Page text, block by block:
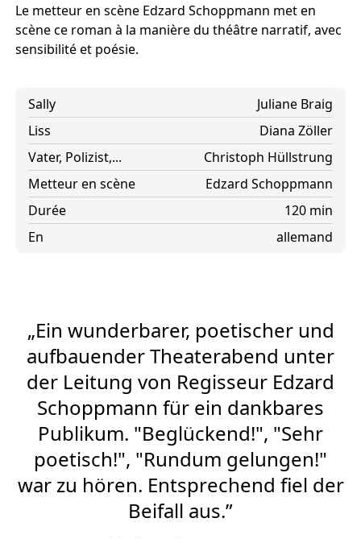
Le metteur en scène Edzard Schoppmann met en
scène ce roman à la manière du théâtre narratif, avec
sensibilité et poésie.
Sally
Juliane Braig
Liss
Diana Zöller
Vater, Polizist,...
Christoph Hüllstrung
Metteur en scène
Edzard Schoppmann
Durée
120 min
En
allemand
„Ein wunderbarer, poetischer und
aufbauender Theaterabend unter
der Leitung von Regisseur Edzard
Schoppmann für ein dankbares
Publikum. "Beglückend!", "Sehr
poetisch!", "Rundum gelungen!"
war zu hören. Entsprechend fiel der
Beifall aus.”